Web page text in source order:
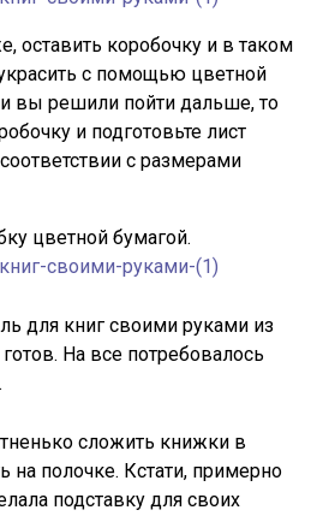
оставить коробочку и в таком
с помощью цветной
вы решили пойти дальше, то
и подготовьте лист
с размерами
цветной бумагой.
для книг своими руками из
На все потребовалось
сложить книжки в
на полочке. Кстати, примерно
подставку для своих